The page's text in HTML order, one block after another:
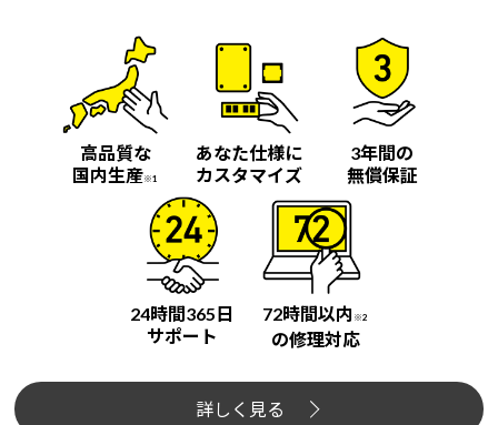
高品質な
国内生産※1
あなた仕様に
カスタマイズ
3年間の
無償保証
24時間365日
サポート
72時間以内 ※2
の修理対応
詳しく見る